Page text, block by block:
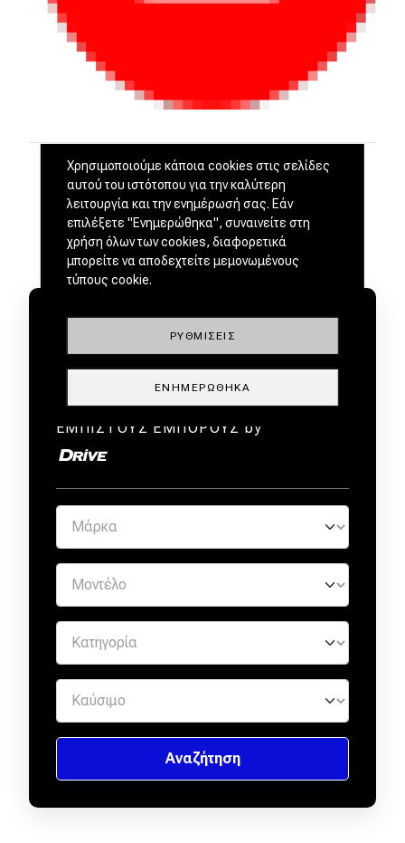
ΕΜΠΙΣΤΟΥΣ ΕΜΠΟΡΟΥΣ by
Χρησιμοποιούμε κάποια cookies στις σελίδες
αυτού του ιστότοπου για την καλύτερη
λειτουργία και την ενημέρωσή σας. Εάν
επιλέξετε "Ενημερώθηκα", συναινείτε στη
χρήση όλων των cookies, διαφορετικά
μπορείτε να αποδεχτείτε μεμονωμένους
τύπους cookie.
ΡΥΘΜΊΣΕΙΣ
ΕΝΗΜΕΡΏΘΗΚΑ